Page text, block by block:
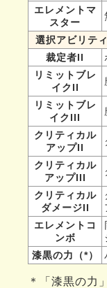
エレメントマ
スター
選択アビリティ
裁定者II
リミットブレ
イクII
リミットブレ
イクIII
クリティカル
アップII
クリティカル
アップIII
クリティカル
ダメージII
エレメントコ
ンボ
漆黒の力（*）
＊「漆黒の力